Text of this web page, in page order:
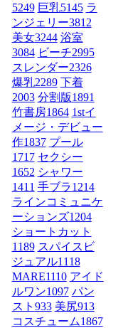
5249 巨乳5145 ラ
ンジェリー3812
美女3244 浴室
3084 ビーチ2995
スレンダー2326
爆乳2289 下着
2003 分割版1891
竹書房1864 1stイ
メージ・デビュー
作1837 プール
1717 セクシー
1652 シャワー
1411 手ブラ1214
ラインコミュニケ
ーションズ1204
ショートカット
1189 スパイスビ
ジュアル1118
MARE1110 アイド
ルワン1097 パン
スト 933 美尻913
コスチューム1867